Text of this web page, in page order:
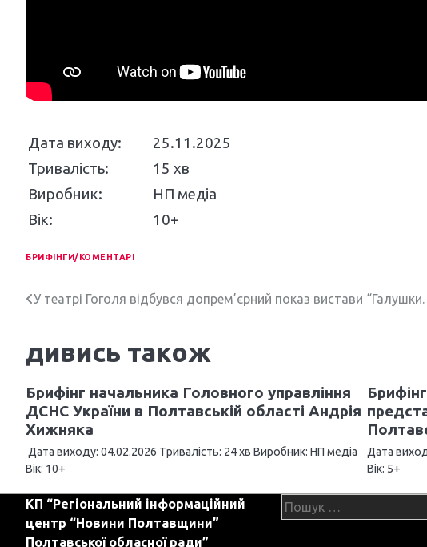
Дата виходу:
25.11.2025
Тривалість:
15 хв
Виробник:
НП медіа
Вік:
10+
БРИФІНГИ/КОМЕНТАРІ
Н
в
і
г
а
ц
і
я
У театрі Гоголя відбувся допрем’єрний показ вистави “Галушки.
дивись також
Брифінг начальника Головного управління
ДСНС України в Полтавській області Андрія
Хижняка
Дата виходу: 04.02.2026 Тривалість: 24 хв Виробник: НП медіа
Вік: 10+
Дата
Вік: 5+
КП “Регіональний інформаційний
центр “Новини Полтавщини”
Полтавської обласної ради”
Пошук: